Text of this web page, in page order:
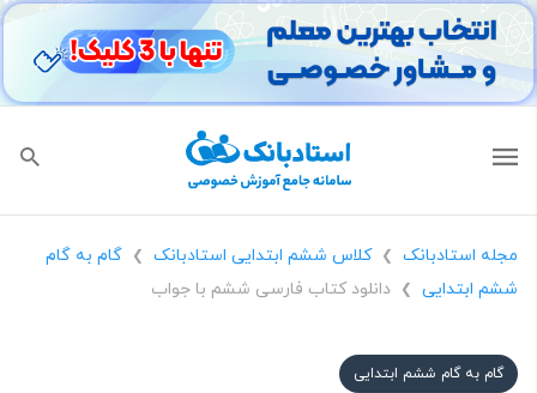
مجله استادبانک ❯ کلاس ششم ابتدایی استادبانک ❯
گام به گام
ششم ابتدایی
❯ دانلود کتاب فارسی ششم با جواب
گام به گام ششم ابتدایی